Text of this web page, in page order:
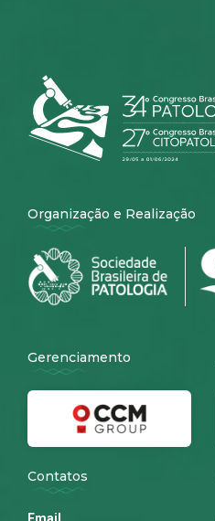
Organização e Realização
Gerenciamento
Contatos